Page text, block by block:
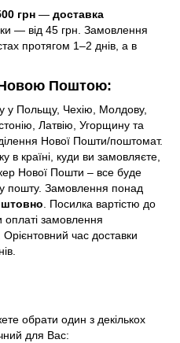
грн — доставка
— від 45 грн. Замовлення
протягом 1–2 днів, а в
Новою Поштою:
у Польщу, Чехію, Молдову,
Латвію, Угорщину та
Нової Пошти/поштомат.
в країні, куди ви замовляєте,
Нової Пошти – все буде
пошту. Замовлення понад
. Посилка вартістю до
замовлення
час доставки
обрати один з декількох
для Вас: